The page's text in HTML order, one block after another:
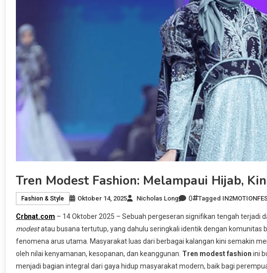
Tren Modest Fashion: Melampaui Hijab,
Fashion & Style Oktober 14, 2025 Nicholas Long 0 Tagged
Crbnat.com – 14 Oktober 2025 – Sebuah pergeseran signifikan tengah terjadi
modestatau busana tertutup, yang dahulu seringkali identik dengan komunitas
fenomena arus utama. Masyarakat luas dari berbagai kalangan kini semakin
oleh nilai kenyamanan, kesopanan, dan keanggunan. Tren modest fashion ini
menjadi bagian integral dari gaya hidup masyarakat modern, baik bagi